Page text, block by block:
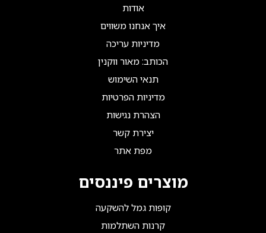
אודות
איך אנחנו משווים
מדיניות עריכה
הכותב: מאור ווקנין
תנאי השימוש
מדיניות הפרטיות
הצהרת נגישות
יצירת קשר
מפת אתר
מוצרים פיננסים
קופות גמל להשקעה
קרנות השתלמות